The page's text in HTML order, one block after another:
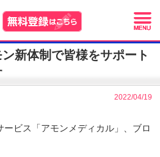
新体制で皆様をサポート
2022/04/19
ビス「アモンメディカル」、ブロ